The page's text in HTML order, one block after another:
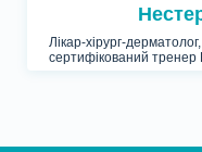
Лікар-хірург-
сертифікований тренер